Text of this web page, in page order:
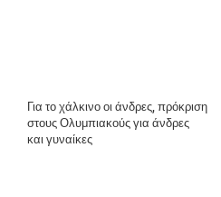
Για το χάλκινο οι άνδρες, πρόκριση
στους Ολυμπιακούς για άνδρες
και γυναίκες